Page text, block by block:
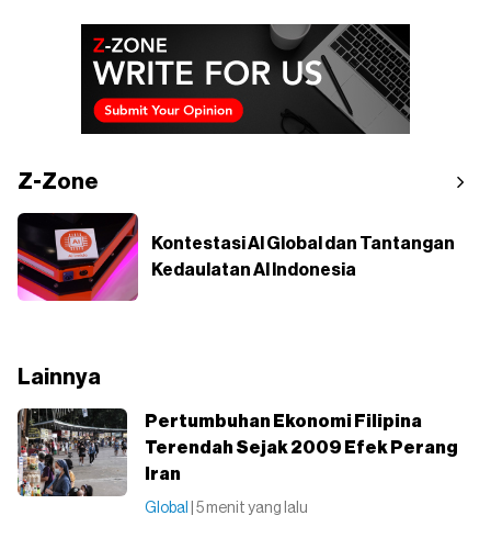
Z-Zone
Kontestasi AI Global dan Tantangan
Kedaulatan AI Indonesia
Lainnya
Pertumbuhan Ekonomi Filipina
Terendah Sejak 2009 Efek Perang
Iran
Global | 5 menit yang lalu